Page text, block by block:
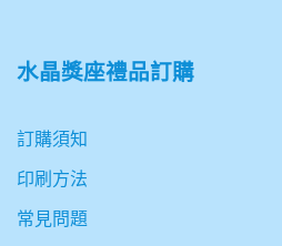
水晶獎座禮品訂購
訂購須知
印刷方法
常見問題